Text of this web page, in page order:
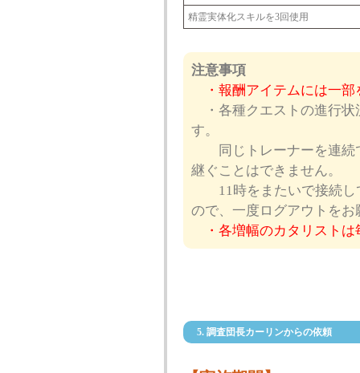
精霊実体化スキルを3回使用
注意事項
・報酬アイテムには一
・各種クエストの進行状
す。
同じトレーナーを連続
継ぐことはできません。
11時をまたいで接続し
ので、一度ログアウトをお
・各増幅のカタリスト
5. 調査団長カーリンからの依頼